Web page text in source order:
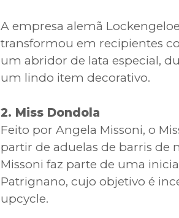
A empresa alemã
transformou em recipientes
um abridor de lata especial,
um lindo item decorativo.
2. Miss Dondola
Feito por Angela Missoni, o
partir de aduelas de barris de
Missoni faz parte de uma
Patrignano, cujo objetivo é
upcycle.